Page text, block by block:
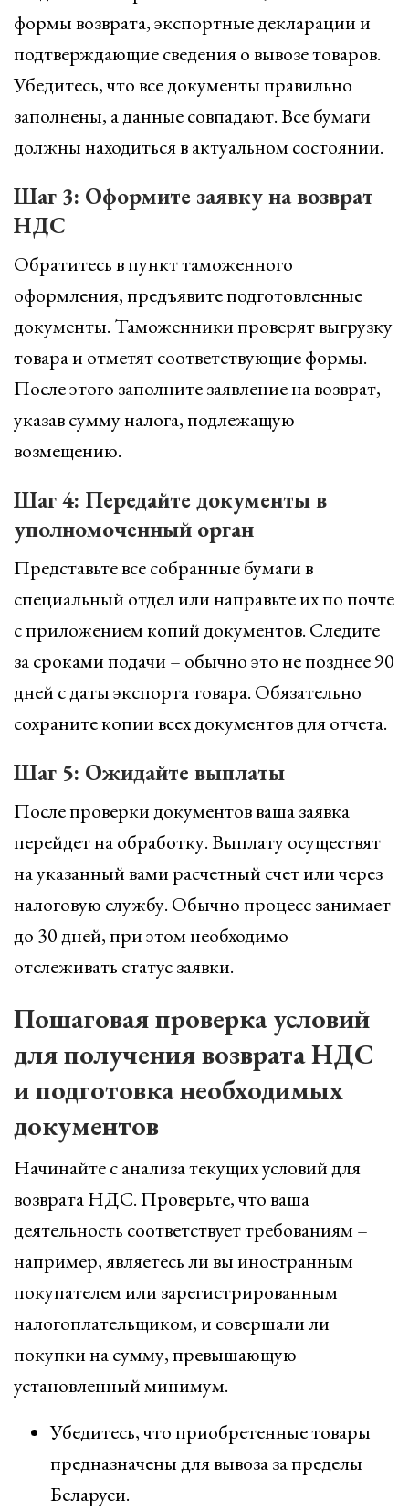
формы возврата, экспортные декларации и
подтверждающие сведения о вывозе товаров.
Убедитесь, что все документы правильно
заполнены, а данные совпадают. Все бумаги
должны находиться в актуальном состоянии.
Шаг 3: Оформите заявку на возврат
НДС
Обратитесь в пункт таможенного
оформления, предъявите подготовленные
документы. Таможенники проверят выгрузку
товара и отметят соответствующие формы.
После этого заполните заявление на возврат,
указав сумму налога, подлежащую
возмещению.
Шаг 4: Передайте документы в
уполномоченный орган
Представьте все собранные бумаги в
специальный отдел или направьте их по почте
с приложением копий документов. Следите
за сроками подачи – обычно это не позднее 90
дней с даты экспорта товара. Обязательно
сохраните копии всех документов для отчета.
Шаг 5: Ожидайте выплаты
После проверки документов ваша заявка
перейдет на обработку. Выплату осуществят
на указанный вами расчетный счет или через
налоговую службу. Обычно процесс занимает
до 30 дней, при этом необходимо
отслеживать статус заявки.
Пошаговая проверка условий
для получения возврата НДС
и подготовка необходимых
документов
Начинайте с анализа текущих условий для
возврата НДС. Проверьте, что ваша
деятельность соответствует требованиям –
например, являетесь ли вы иностранным
покупателем или зарегистрированным
налогоплательщиком, и совершали ли
покупки на сумму, превышающую
установленный минимум.
Убедитесь, что приобретенные товары
предназначены для вывоза за пределы
Беларуси.